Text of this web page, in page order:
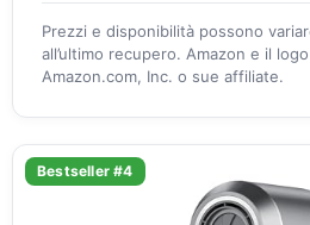
Prezzi e disponibilità possono
all’ultimo recupero. Amazon e il
Amazon.com, Inc. o sue affiliate.
Bestseller #4